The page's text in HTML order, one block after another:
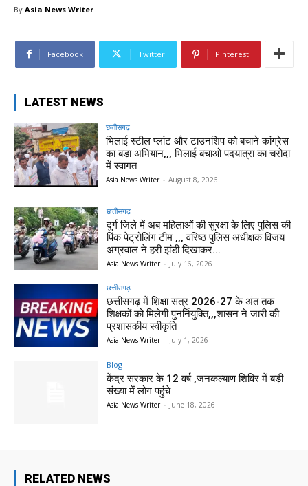
By Asia News Writer
Facebook Twitter Pinterest
LATEST NEWS
छत्तीसगढ़
भिलाई स्टील प्लांट और टाउनशिप को बचाने कांग्रेस
का बड़ा अभियान,,, भिलाई बचाओ पदयात्रा का चरोदा
में स्वागत
Asia News Writer - August 8, 2026
छत्तीसगढ़
दुर्ग जिले में अब महिलाओं की सुरक्षा के लिए पुलिस की
पिंक पेट्रोलिंग टीम ,,, वरिष्ठ पुलिस अधीक्षक विजय
अग्रवाल ने हरी झंडी दिखाकर...
Asia News Writer - July 16, 2026
छत्तीसगढ़
छत्तीसगढ़ में शिक्षा सत्र 2026-27 के अंत तक
शिक्षकों को मिलेगी पुनर्नियुक्ति,,,शासन ने जारी की
प्रशासकीय स्वीकृति
Asia News Writer - July 1, 2026
Blog
केंद्र सरकार के 12 वर्ष ,जनकल्याण शिविर में बड़ी
संख्या में लोग पहुंचे
Asia News Writer - June 18, 2026
RELATED NEWS